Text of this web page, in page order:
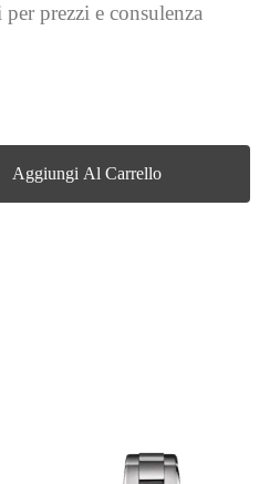
prezzi e consulenza
Aggiungi Al Carrello